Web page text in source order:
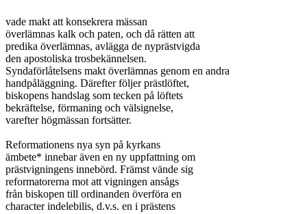
vade makt att konsekrera mässan
överlämnas kalk och paten, och då rätten att
predika överlämnas, avlägga de nyprästvigda
den apostoliska trosbekännelsen.
Syndaförlåtelsens makt överlämnas genom en andra
handpåläggning. Därefter följer prästlöftet,
biskopens handslag som tecken på löftets
bekräftelse, förmaning och välsignelse,
varefter högmässan fortsätter.
Reformationens nya syn på kyrkans
ämbete* innebar även en ny uppfattning om
prästvigningens innebörd. Främst vände sig
reformatorerna mot att vigningen ansågs
från biskopen till ordinanden överföra en
character indelebilis, d.v.s. en i prästens